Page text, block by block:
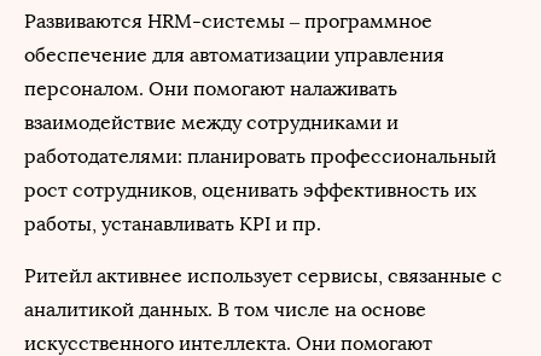
Развиваются HRM-системы – программное
обеспечение для автоматизации управления
персоналом. Они помогают налаживать
взаимодействие между сотрудниками и
работодателями: планировать профессиональный
рост сотрудников, оценивать эффективность их
работы, устанавливать KPI и пр.
Ритейл активнее использует сервисы, связанные с
аналитикой данных. В том числе на основе
искусственного интеллекта. Они помогают